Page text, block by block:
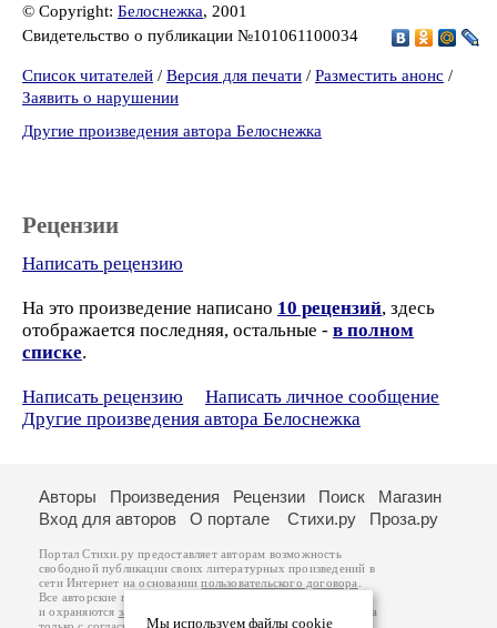
© Copyright: Белоснежка, 2001
Свидетельство о публикации №101061100034
Список читателей / Версия для печати / Разместить анонс /
Заявить о нарушении
Другие произведения автора Белоснежка
Рецензии
Написать рецензию
На это произведение написано 10 рецензий, здесь
отображается последняя, остальные - в полном
списке.
Написать рецензию
Написать личное сообщение
Другие произведения автора Белоснежка
Мы используем файлы cookie
Авторы Произведения Рецензии Поиск
Магазин
Вход для авторов
О портале Стихи.ру Проза.ру
Портал Стихи.ру предоставляет авторам возможность
свободной публикации своих литературных произведений в
сети Интернет на основаниипользовательского договора
Все авторские права на произведения принадлежат авторам
и охраняются законом
. Перепечатка произведений возможна